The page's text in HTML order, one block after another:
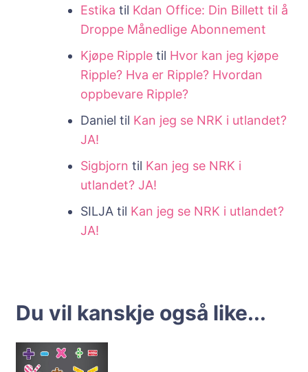
Estika til Kdan Office: Din Billett til å
Droppe Månedlige Abonnement
Kjøpe Ripple til Hvor kan jeg kjøpe
Ripple? Hva er Ripple? Hvordan
oppbevare Ripple?
Daniel til Kan jeg se NRK i utlandet?
JA!
Sigbjorn til Kan jeg se NRK i
utlandet? JA!
SILJA til Kan jeg se NRK i utlandet?
JA!
Du vil kanskje også like...